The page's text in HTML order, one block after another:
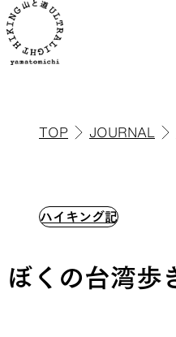
全ての製品を見る
TOP JOURNAL
ハイキング記
ぼくの台湾歩